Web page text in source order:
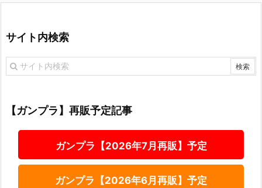
サイト内検索
【ガンプラ】再販予定記事
ガンプラ【2026年7月再販】予定
ガンプラ【2026年6月再販】予定